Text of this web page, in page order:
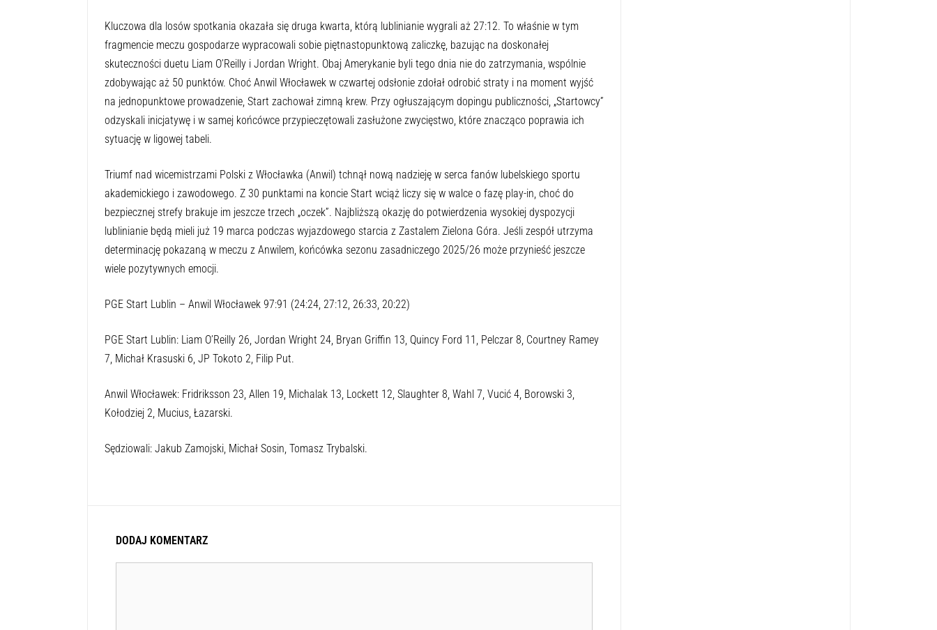
Kluczowa dla losów spotkania okazała się druga kwarta, którą lublinianie wygrali aż 27:12. To właśnie w tym
fragmencie meczu gospodarze wypracowali sobie piętnastopunktową zaliczkę, bazując na doskonałej
skuteczności duetu Liam O’Reilly i Jordan Wright. Obaj Amerykanie byli tego dnia nie do zatrzymania, wspólnie
zdobywając aż 50 punktów. Choć Anwil Włocławek w czwartej odsłonie zdołał odrobić straty i na moment wyjść
na jednopunktowe prowadzenie, Start zachował zimną krew. Przy ogłuszającym dopingu publiczności, „Startowcy”
odzyskali inicjatywę i w samej końcówce przypieczętowali zasłużone zwycięstwo, które znacząco poprawia ich
sytuację w ligowej tabeli.
Triumf nad wicemistrzami Polski z Włocławka (Anwil) tchnął nową nadzieję w serca fanów lubelskiego sportu
akademickiego i zawodowego. Z 30 punktami na koncie Start wciąż liczy się w walce o fazę play-in, choć do
bezpiecznej strefy brakuje im jeszcze trzech „oczek”. Najbliższą okazję do potwierdzenia wysokiej dyspozycji
lublinianie będą mieli już 19 marca podczas wyjazdowego starcia z Zastalem Zielona Góra. Jeśli zespół utrzyma
determinację pokazaną w meczu z Anwilem, końcówka sezonu zasadniczego 2025/26 może przynieść jeszcze
wiele pozytywnych emocji.
PGE Start Lublin – Anwil Włocławek 97:91 (24:24, 27:12, 26:33, 20:22)
PGE Start Lublin: Liam O’Reilly 26, Jordan Wright 24, Bryan Griffin 13, Quincy Ford 11, Pelczar 8, Courtney Ramey
7, Michał Krasuski 6, JP Tokoto 2, Filip Put.
Anwil Włocławek: Fridriksson 23, Allen 19, Michalak 13, Lockett 12, Slaughter 8, Wahl 7, Vucić 4, Borowski 3,
Kołodziej 2, Mucius, Łazarski.
Sędziowali: Jakub Zamojski, Michał Sosin, Tomasz Trybalski.
DODAJ KOMENTARZ